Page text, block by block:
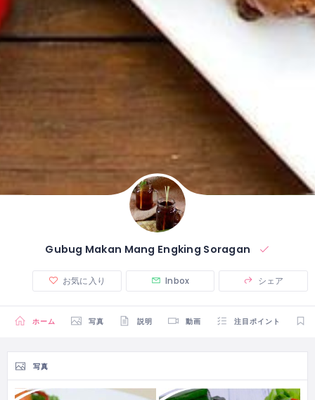
Gubug Makan Mang Engking Soragan
お気に入り Inbox シェア
ホーム 写真 説明 動画 注目ポイント
写真